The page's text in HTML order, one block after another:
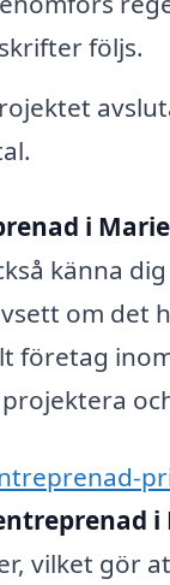
följs.
i
känna
om det
företag
i
vilket gör